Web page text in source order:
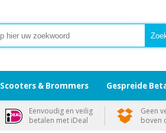
Scooters & Brommers Gespreide
Eenvoudig en veilig
betalen met iDeal
Geen
boven